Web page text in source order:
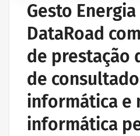
Gesto
DataRoad
de prestação
de
informática e
informática